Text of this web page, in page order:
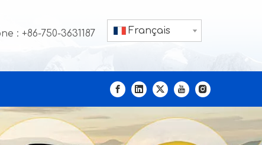
: +86-750-3631187 Français